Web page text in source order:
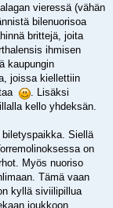
vieressä (vähän
bilenuorisoa
brittejä, joita
ihmisen
kaupungin
joissa kiellettiin
. Lisäksi
kello yhdeksän.
biletyspaikka. Siellä
on
Myös nuoriso
Tämä vaan
kyllä siviilipillua
joukkoon